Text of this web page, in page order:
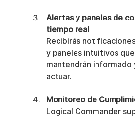
Alertas y paneles de
tiempo real
Recibirás
y paneles intuitivos
mantendrán informado
actuar.
Monitoreo de
Logical Commander